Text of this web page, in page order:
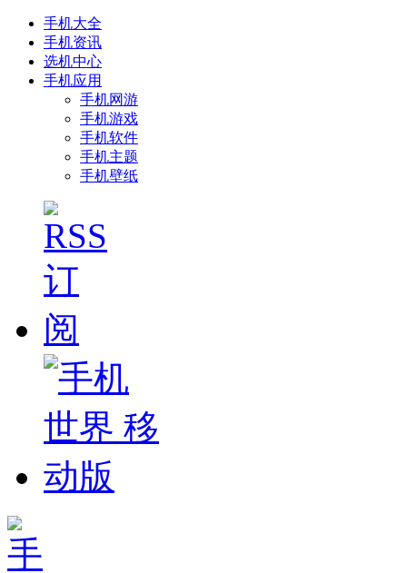
手机大全
手机资讯
选机中心
手机应用
手机网游
手机游戏
手机软件
手机主题
手机壁纸